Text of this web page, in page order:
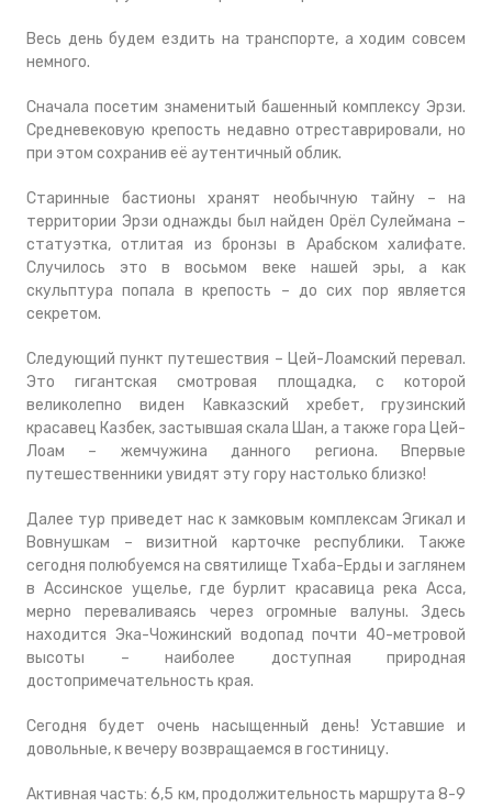
Весь день будем ездить на транспорте, а ходим совсем
немного.
Сначала посетим знаменитый башенный комплексу Эрзи.
Средневековую крепость недавно отреставрировали, но
при этом сохранив её аутентичный облик.
Старинные бастионы хранят необычную тайну – на
территории Эрзи однажды был найден Орёл Сулеймана –
статуэтка, отлитая из бронзы в Арабском халифате.
Случилось это в восьмом веке нашей эры, а как
скульптура попала в крепость – до сих пор является
секретом.
Следующий пункт путешествия – Цей-Лоамский перевал.
Это гигантская смотровая площадка, с которой
великолепно виден Кавказский хребет, грузинский
красавец Казбек, застывшая скала Шан, а также гора Цей-
Лоам – жемчужина данного региона. Впервые
путешественники увидят эту гору настолько близко!
Далее тур приведет нас к замковым комплексам Эгикал и
Вовнушкам – визитной карточке республики. Также
сегодня полюбуемся на святилище Тхаба-Ерды и заглянем
в Ассинское ущелье, где бурлит красавица река Асса,
мерно переваливаясь через огромные валуны. Здесь
находится Эка-Чожинский водопад почти 40-метровой
высоты – наиболее доступная природная
достопримечательность края.
Сегодня будет очень насыщенный день! Уставшие и
довольные, к вечеру возвращаемся в гостиницу.
Активная часть: 6,5 км, продолжительность маршрута 8-9